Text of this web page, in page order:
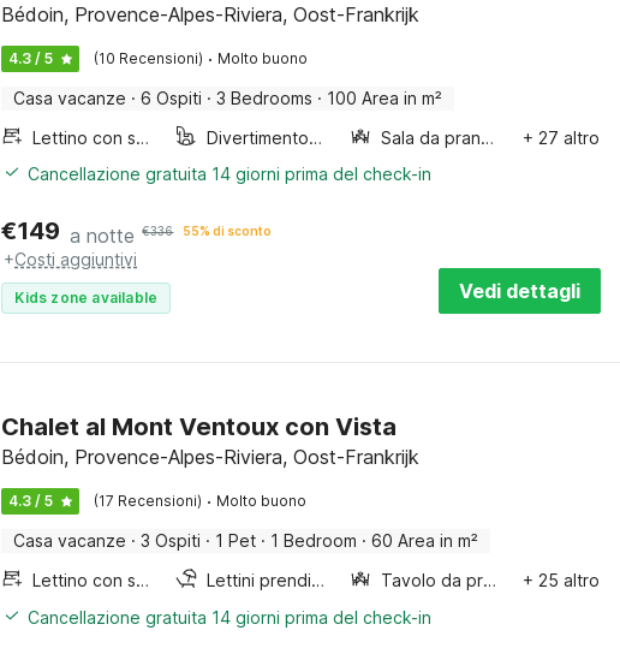
Bédoin, Provence-Alpes-Riviera, Oost-Frankrijk
4.3 / 5 (10 Recensioni) · Molto buono
Casa vacanze · 6 Ospiti · 3 Bedrooms · 100 Area in m²
Lettino con sponde
Divertimento per bambini Sala da pranzo
+ 27 altro
Cancellazione gratuita 14 giorni prima del check-in
€149 a notte €336 55% di sconto
+Costi aggiuntivi
Kids zone available Vedi dettagli
Chalet al Mont Ventoux con Vista
Bédoin, Provence-Alpes-Riviera, Oost-Frankrijk
4.3 / 5 (17 Recensioni) · Molto buono
Casa vacanze · 3 Ospiti · 1 Pet · 1 Bedroom · 60 Area in m²
Lettino con sponde
Lettini prendisole Tavolo da pranzo
+ 25 altro
Cancellazione gratuita 14 giorni prima del check-in